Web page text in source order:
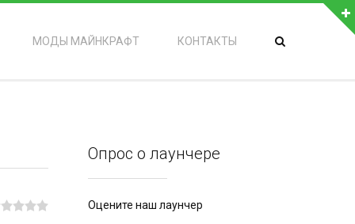
МОДЫ МАЙНКРАФТ КОНТАКТЫ
Опрос о лаунчере
Оцените наш лаунчер